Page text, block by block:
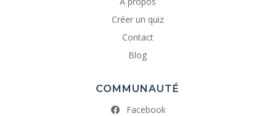
Créer un quiz
Contact
Blog
COMMUNAUTÉ
Facebook